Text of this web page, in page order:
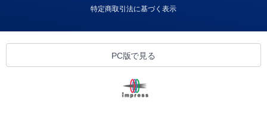
特定商取引法に基づく表示
PC版で見る